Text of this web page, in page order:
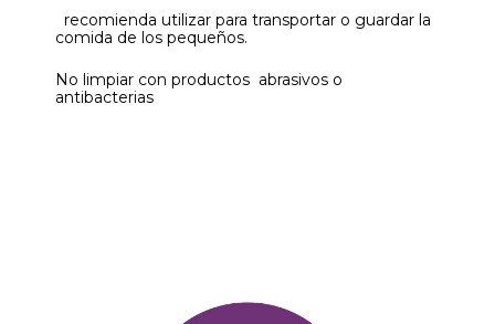
recomienda utilizar para transportar o guardar la
comida de los pequeños.
No limpiar con productos abrasivos o
antibacterias